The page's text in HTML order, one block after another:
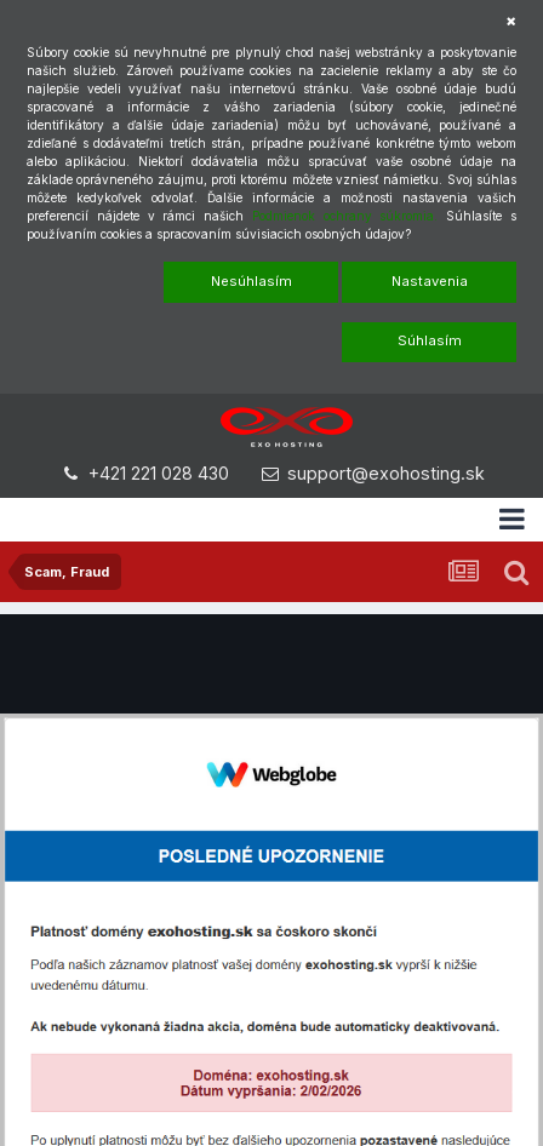
Súbory cookie sú nevyhnutné pre plynulý chod našej webstránky a poskytovanie
našich služieb. Zároveň používame cookies na zacielenie reklamy a aby ste čo
najlepšie vedeli využívať našu internetovú stránku. Vaše osobné údaje budú
spracované a informácie z vášho zariadenia (súbory cookie, jedinečné
identifikátory a ďalšie údaje zariadenia) môžu byť uchovávané, používané a
zdieľané s dodávateľmi tretích strán, prípadne používané konkrétne týmto webom
alebo aplikáciou. Niektorí dodávatelia môžu spracúvať vaše osobné údaje na
základe oprávneného záujmu, proti ktorému môžete vzniesť námietku. Svoj súhlas
môžete kedykoľvek odvolať. Ďalšie informácie a možnosti nastavenia vašich
preferencií nájdete v rámci našich Podmienok ochrany súkromia.
Súhlasíte s
používaním cookies a spracovaním súvisiacich osobných údajov?
Nesúhlasím Nastavenia
Súhlasím
+421 221 028 430 support@exohosting.sk
Scam, Fraud